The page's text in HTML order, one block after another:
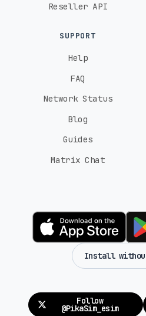
Reseller API
SUPPORT
Help
FAQ
Network Status
Blog
Guides
Matrix Chat
Install
Follow
@PikaSim_esim